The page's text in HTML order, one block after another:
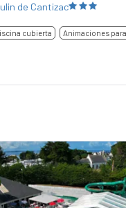
de Cantizac
cubierta Animaciones